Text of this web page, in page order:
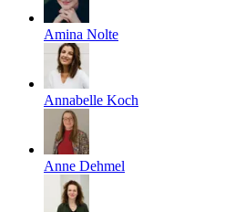
Amina Nolte
Annabelle Koch
Anne Dehmel